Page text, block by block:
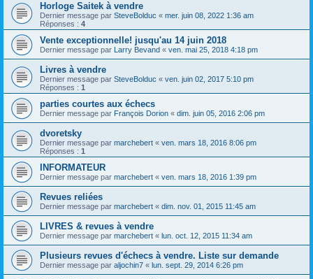
Horloge Saitek à vendre
Dernier message par SteveBolduc « mer. juin 08, 2022 1:36 am
Réponses : 4
Vente exceptionnelle! jusqu'au 14 juin 2018
Dernier message par Larry Bevand « ven. mai 25, 2018 4:18 pm
Livres à vendre
Dernier message par SteveBolduc « ven. juin 02, 2017 5:10 pm
Réponses : 1
parties courtes aux échecs
Dernier message par François Dorion « dim. juin 05, 2016 2:06 pm
dvoretsky
Dernier message par marchebert « ven. mars 18, 2016 8:06 pm
Réponses : 1
INFORMATEUR
Dernier message par marchebert « ven. mars 18, 2016 1:39 pm
Revues reliées
Dernier message par marchebert « dim. nov. 01, 2015 11:45 am
LIVRES & revues à vendre
Dernier message par marchebert « lun. oct. 12, 2015 11:34 am
Plusieurs revues d'échecs à vendre. Liste sur demande
Dernier message par aljochin7 « lun. sept. 29, 2014 6:26 pm